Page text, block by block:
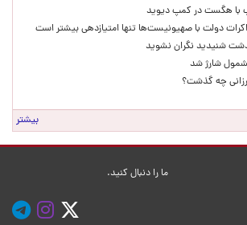
با هگست در کمپ دیوید
دولت با صهیونیست‌ها تنها امتیازدهی‌ بیشتر است
شنیدید نگران نشوید
شارژ شد
چه گذشت؟
بیشتر
ما را دنبال کنید.